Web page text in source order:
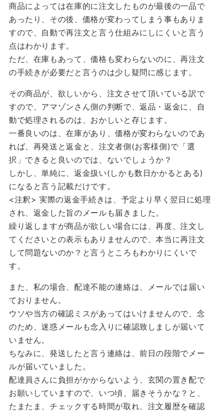
商品によっては在庫的に注文したものが最後の一品で
あったり、その後、価格が変わってしまう事もありま
すので、自動で再注文と言う仕組みにしにくいと言う
点はわかります。
ただ、在庫もあって、価格も変わらないのに、再注文
の手続きが必要だと言うのは少し疑問に感じます。
その商品が、欲しいから、注文させて頂いている訳で
すので、アマゾンさん側の判断で、返品・返金に、自
動で処理されるのは、おかしいと存じます。
一番良いのは、在庫があり、価格が変わらないのであ
れば、再発送と返金と、注文者側(お客様側)で「選
択」できると良いのでは、ないでしょうか？
しかし、単純に、返金扱い(しかも数日かかるとある)
になると言う記載だけです。
<注釈> 実際の返金手続きは、予定より早く翌日に処理
され、返金した旨のメールも届きました。
繰り返しますが商品が欲しい場合には、再度、注文し
てくださいとの表示もありませんので、本当に再注文
して問題ないのか？と言うところもわかりにくいで
す。
また、私の場合、配達不能の連絡は、メールでは届い
ておりません。
ウソや当方の確認ミスがあってはいけませんので、念
のため、迷惑メールも念入りに確認致しましが届いて
いません。
ちなみに、発送したと言う連絡は、前日の段階でメー
ルが届いていました。
配達員さんに負担がかからないよう、玄関の置き配で
お願いしていますので、いつ頃、届きそうかな？と、
たまたま、チェックする時間が取れ、注文履歴を確認